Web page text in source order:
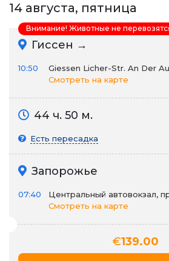
14 августа, пятница
Гиссен →
10:50
Giessen Licher-Str. An Der
Смотреть на карте
44 ч. 50 м.
Есть пересадка
Запорожье
07:40
Центральный автовокзал,
Смотреть на карте
€139.00
Внимание! Животные не